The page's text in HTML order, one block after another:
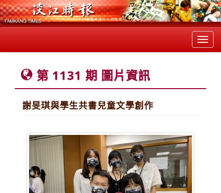
第 1131 期 圖片資訊
謝旻琪與學生共書兒童文學創作